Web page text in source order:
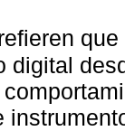
digital